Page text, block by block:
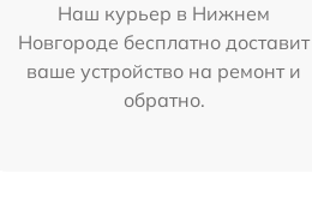
Наш курьер в Нижнем
Новгороде бесплатно доставит
ваше устройство на ремонт и
обратно.